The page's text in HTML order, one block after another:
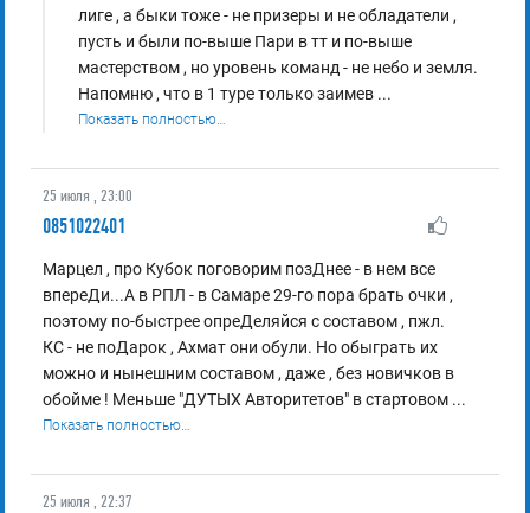
лиге , а быки тоже - не призеры и не обладатели ,
пусть и были по-выше Пари в тт и по-выше
мастерством , но уровень команд - не небо и земля.
Напомню , что в 1 туре только заимев ...
Показать полностью…
25 июля , 23:00
0851022401
Марцел , про Кубок поговорим позДнее - в нем все
впереДи...А в РПЛ - в Самаре 29-го пора брать очки ,
поэтому по-быстрее опреДеляйся с составом , пжл.
КС - не поДарок , Ахмат они обули. Но обыграть их
можно и нынешним составом , даже , без новичков в
обойме ! Меньше "ДУТЫХ Авторитетов" в стартовом ...
Показать полностью…
25 июля , 22:37